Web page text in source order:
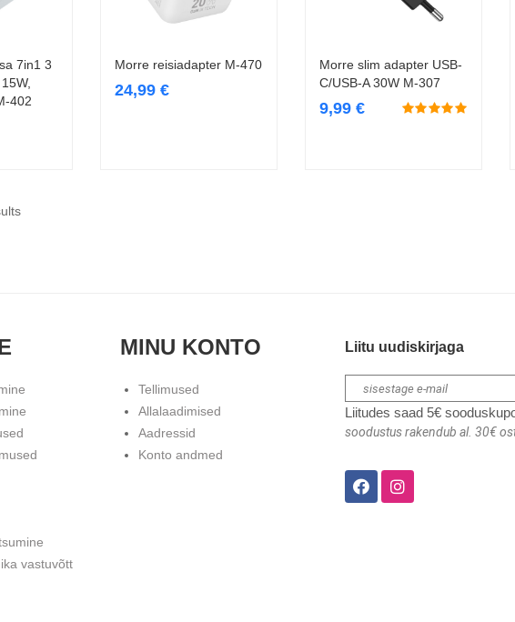
7in1 3
402
Lisa korvi
Morre reisiadapter M-470
24,99 €
Lisa korvi
Morre slim adapter USB-
C/USB-A 30W M-307
9,99 €
vastuvõtt
MINU KONTO
Tellimused
Allalaadimised
Aadressid
Konto andmed
Liitu uudiskirjaga
Liitudes saad 5€
soodustus rakendub al. 30€